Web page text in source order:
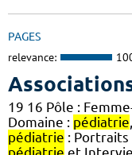
PAGES
relevance:
19 16 Pôle :
Domaine : pédiatrie
pédiatrie : Portraits